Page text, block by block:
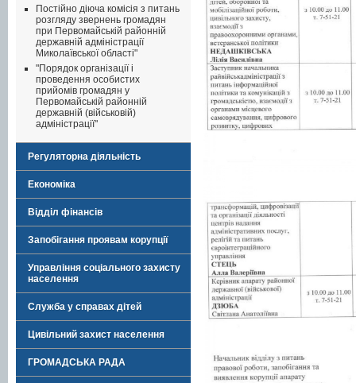
Постійно діюча комісія з питань
розгляду звернень громадян
при Первомайській районній
державній адміністрації
Миколаївської області"
"Порядок організації і
проведення особистих
прийомів громадян у
Первомайській районній
державній (військовій)
адміністрації"
Регуляторна діяльність
Економіка
Відділ фінансів
Запобігання проявам корупції
Управління соціального захисту
населення
Служба у справах дітей
Цивільний захист населення
ГРОМАДСЬКА РАДА